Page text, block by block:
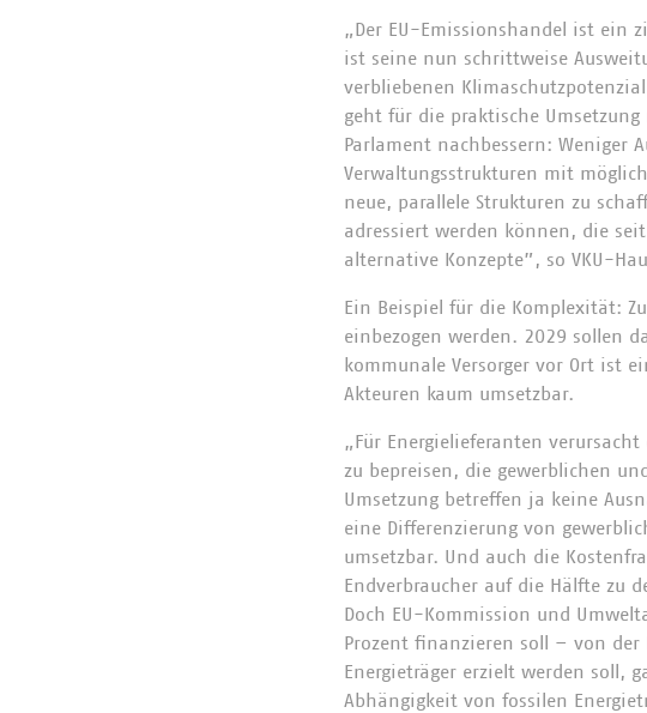
„Der EU-Emissionshandel ist ein
ist seine nun schrittweise
verbliebenen
geht für die praktische
Parlament nachbessern: Weniger
Verwaltungsstrukturen mit
neue, parallele Strukturen zu
adressiert werden können, die
alternative Konzepte”, so VKU-
Ein Beispiel für die Komplexität:
einbezogen werden. 2029 sollen
kommunale Versorger vor Ort ist
Akteuren kaum umsetzbar.
„Für Energielieferanten
zu bepreisen, die gewerblichen
Umsetzung betreffen ja keine
eine Differenzierung von
umsetzbar. Und auch die
Endverbraucher auf die Hälfte zu
Doch EU-Kommission und
Prozent finanzieren soll – von der
Energieträger erzielt werden soll,
Abhängigkeit von fossilen